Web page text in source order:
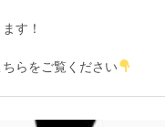
す！
らをご覧ください